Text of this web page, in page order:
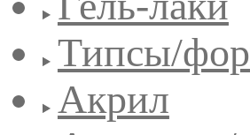
Типсы/
Акрил